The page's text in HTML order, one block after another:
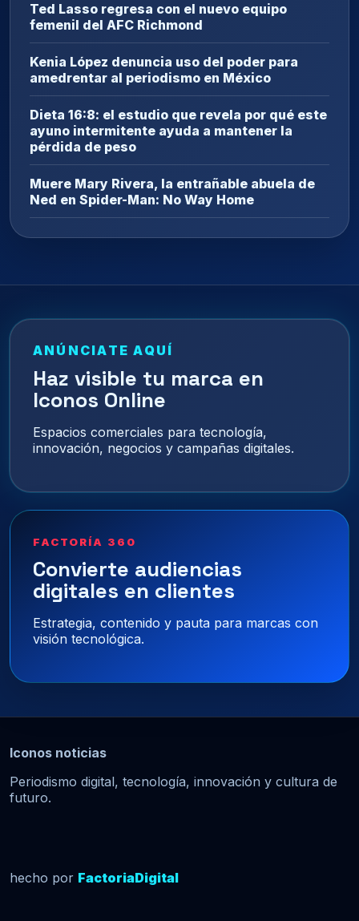
Ted Lasso regresa con el nuevo equipo
femenil del AFC Richmond
Kenia López denuncia uso del poder para
amedrentar al periodismo en México
Dieta 16:8: el estudio que revela por qué este
ayuno intermitente ayuda a mantener la
pérdida de peso
Muere Mary Rivera, la entrañable abuela de
Ned en Spider-Man: No Way Home
ANÚNCIATE AQUÍ
Haz visible tu marca en
Iconos Online
Espacios comerciales para tecnología,
innovación, negocios y campañas digitales.
FACTORÍA 360
Convierte audiencias
digitales en clientes
Estrategia, contenido y pauta para marcas con
visión tecnológica.
Iconos noticias
Periodismo digital, tecnología, innovación y cultura de
futuro.
hecho por FactoriaDigital